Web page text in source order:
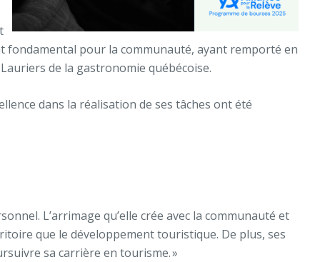
fondamental pour la communauté, ayant remporté en
de la gastronomie québécoise.
dans la réalisation de ses tâches ont été
L’arrimage qu’elle crée avec la communauté et
que le développement touristique. De plus, ses
sa carrière en tourisme. »